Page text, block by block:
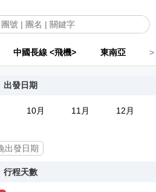
中國長線 <飛機> 東南亞 >
出發日期
10月 11月
12月
行程天數